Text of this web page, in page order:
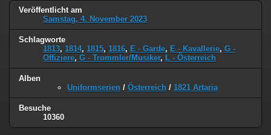
Veröffentlicht am
Samstag, 4. November 2023
Schlagworte
1813, 1814, 1815, 1816, E - Garde, E - Kavallerie, G -
Offiziere, G - Trommler/Musiker, L - Österreich
Alben
Uniformserien / Österreich / 1821 Artaria
Besuche
10360